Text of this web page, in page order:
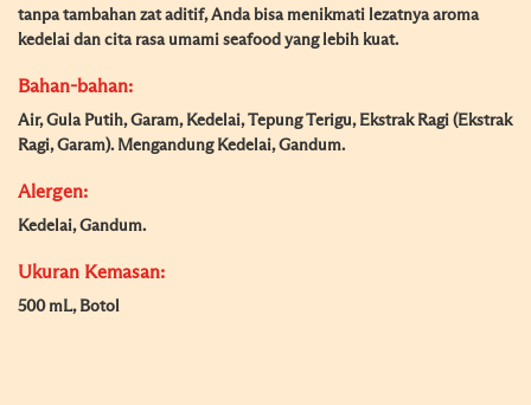
tanpa tambahan zat aditif, Anda bisa menikmati lezatnya aroma
kedelai dan cita rasa umami seafood yang lebih kuat.
Bahan-bahan:
Air, Gula Putih, Garam, Kedelai, Tepung Terigu, Ekstrak Ragi (Ekstrak
Ragi, Garam). Mengandung Kedelai, Gandum.
Alergen:
Kedelai, Gandum.
Ukuran Kemasan:
500 mL, Botol